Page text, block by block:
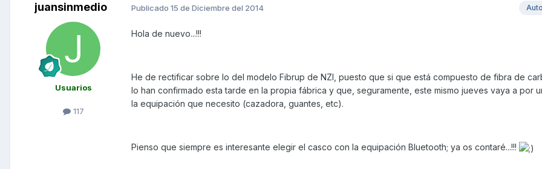
juansinmedio
Usuarios
117
Publicado 15 de Diciembre del 2014
Hola de nuevo...!!!
He de rectificar sobre lo del modelo Fibrup de NZI, puesto que si que está compuesto de fibra de
lo han confirmado esta tarde en la propia fábrica y que, seguramente, este mismo jueves vaya a por
la equipación que necesito (cazadora, guantes, etc).
Pienso que siempre es interesante elegir el casco con la equipación Bluetooth; ya os contaré...!!!